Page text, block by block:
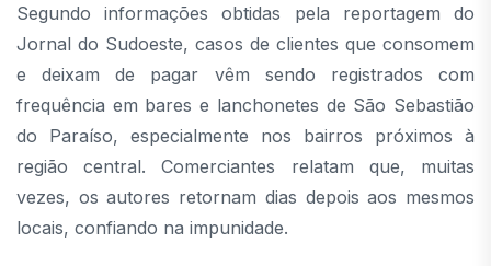
Segundo informações obtidas pela reportagem do
Jornal do Sudoeste, casos de clientes que consomem
e deixam de pagar vêm sendo registrados com
frequência em bares e lanchonetes de São Sebastião
do Paraíso, especialmente nos bairros próximos à
região central. Comerciantes relatam que, muitas
vezes, os autores retornam dias depois aos mesmos
locais, confiando na impunidade.